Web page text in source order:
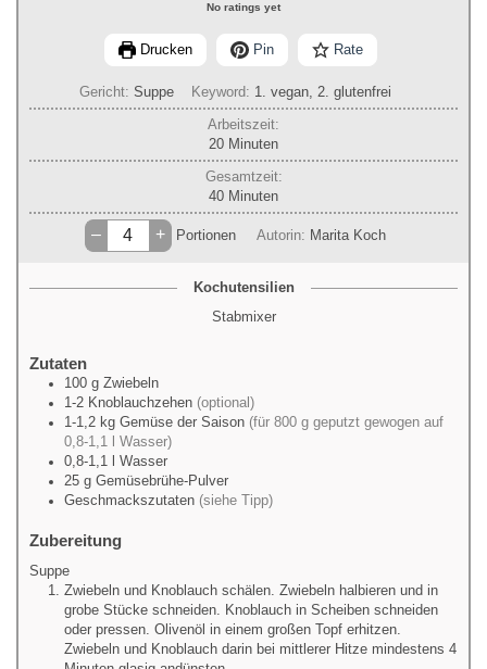
No ratings yet
Drucken Pin Rate
Gericht:Suppe Keyword: 1. vegan, 2. glutenfrei
Arbeitszeit:
20Minuten
Minuten
Gesamtzeit:
40Minuten
Minuten
– + Portionen Autorin: Marita Koch
Kochutensilien
Stabmixer
Zutaten
100 g Zwiebeln
1-2 Knoblauchzehen (optional)
1-1,2 kg Gemüse der Saison (für 800 g geputzt gewogen auf
0,8-1,1 l Wasser)
0,8-1,1
Wasser
25 g Gemüsebrühe-Pulver
Geschmackszutaten (siehe Tipp)
Zubereitung
Suppe
Zwiebeln und Knoblauch schälen. Zwiebeln halbieren und in
grobe Stücke schneiden. Knoblauch in Scheiben schneiden
oder pressen. Olivenöl in einem großen Topf erhitzen.
Zwiebeln und Knoblauch darin bei mittlerer Hitze mindestens 4